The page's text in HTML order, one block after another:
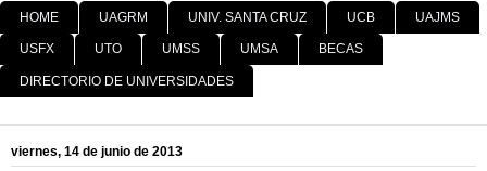
HOME UAGRM UNIV. SANTA CRUZ UCB UAJMS
USFX UTO UMSS UMSA BECAS
DIRECTORIO DE UNIVERSIDADES
viernes, 14 de junio de 2013